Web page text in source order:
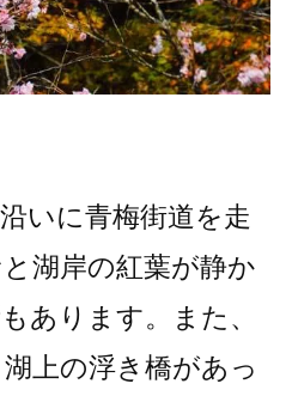
いに青梅街道を走
湖岸の紅葉が静か
あります。また、
上の浮き橋があっ